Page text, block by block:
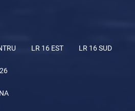
LR 16 EST LR 16 SUD